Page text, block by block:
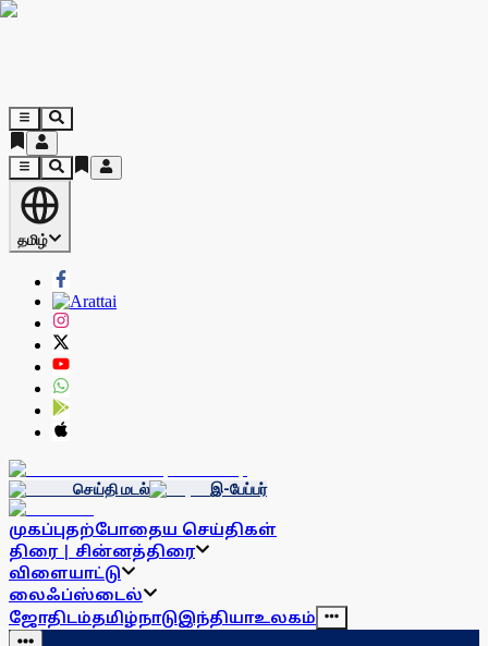
தமிழ்
செய்தி மடல் இ-பேப்பர்
முகப்புதற்போதைய செய்திகள்
திரை | சின்னத்திரை
விளையாட்டு
லைஃப்ஸ்டைல்
ஜோதிடம்தமிழ்நாடுஇந்தியாஉலகம்